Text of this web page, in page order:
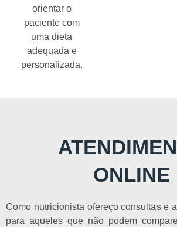
orientar o
paciente com
uma dieta
adequada e
personalizada.
ONLINE
Como nutricionista ofereço consultas e
para aqueles que não podem